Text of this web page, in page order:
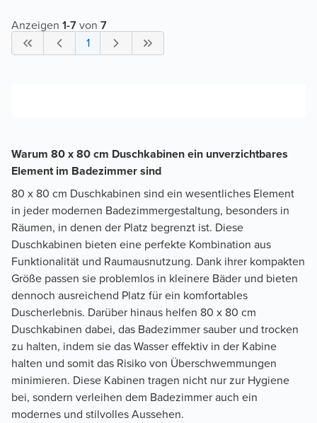
Anzeigen 1-7von 7
1
Warum 80 x 80 cm Duschkabinen ein unverzichtbares
Element im Badezimmer sind
80 x 80 cm Duschkabinen sind ein wesentliches Element
in jeder modernen Badezimmergestaltung, besonders in
Räumen, in denen der Platz begrenzt ist. Diese
Duschkabinen bieten eine perfekte Kombination aus
Funktionalität und Raumausnutzung. Dank ihrer kompakten
Größe passen sie problemlos in kleinere Bäder und bieten
dennoch ausreichend Platz für ein komfortables
Duscherlebnis. Darüber hinaus helfen 80 x 80 cm
Duschkabinen dabei, das Badezimmer sauber und trocken
zu halten, indem sie das Wasser effektiv in der Kabine
halten und somit das Risiko von Überschwemmungen
minimieren. Diese Kabinen tragen nicht nur zur Hygiene
bei, sondern verleihen dem Badezimmer auch ein
modernes und stilvolles Aussehen.